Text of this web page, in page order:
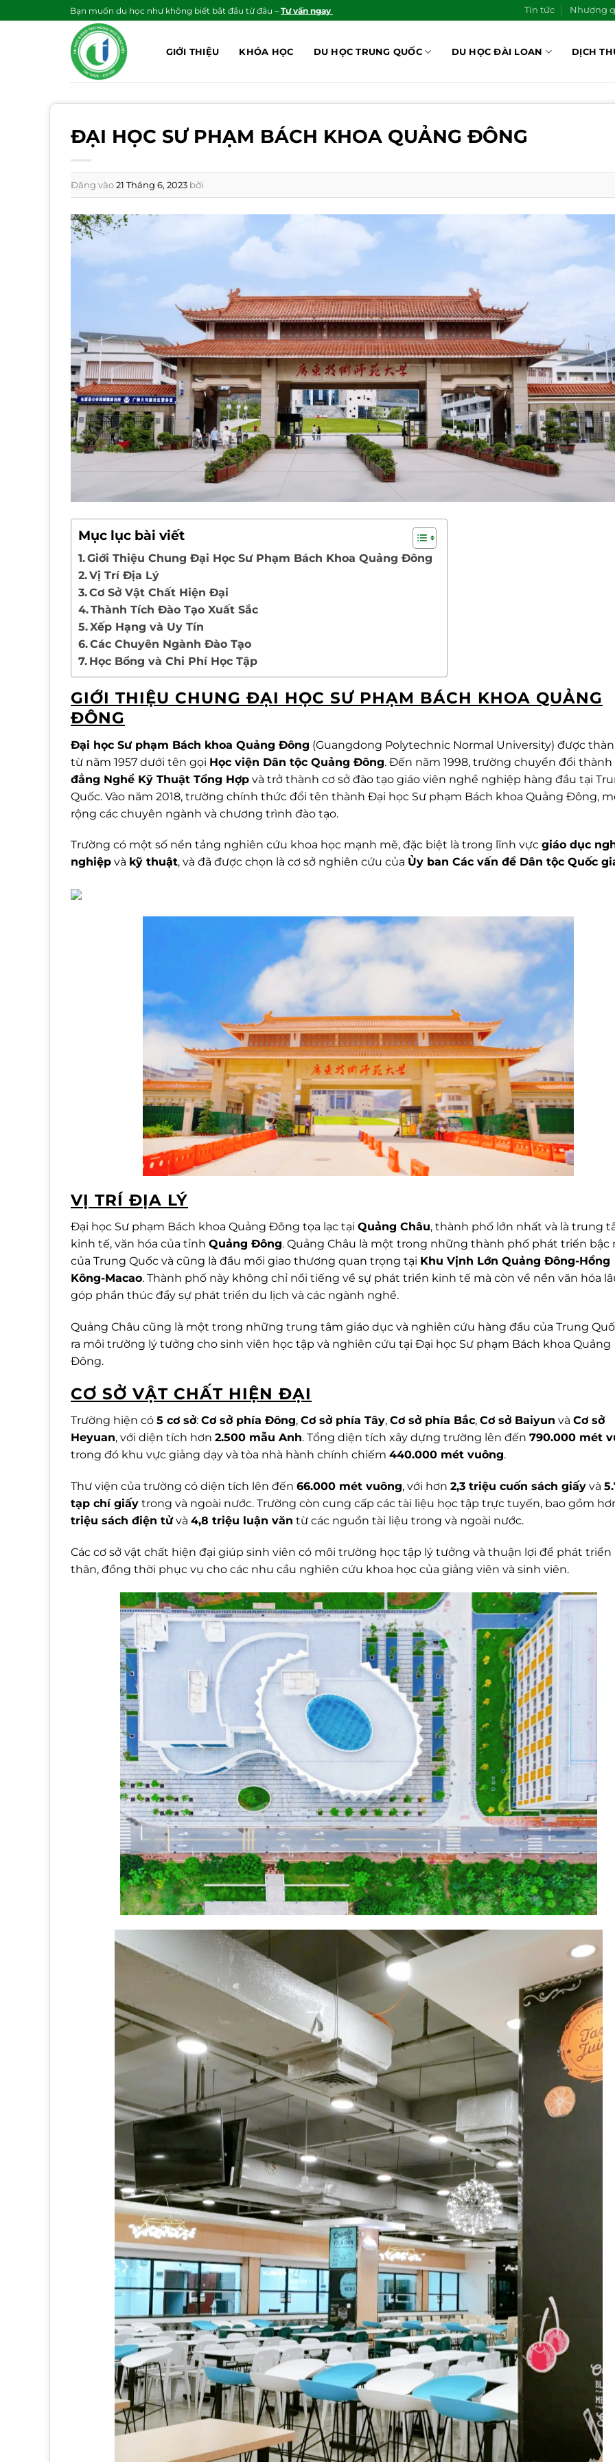
qua
Bạn muốn du học như không biết bắt đầu từ đâu – Tư vấn ngay Tin tức Nhượng
GIỚI THIỆU KHÓA HỌC DU HỌC TRUNG QUỐC DU HỌC ĐÀI LOAN DỊCH
ĐẠI HỌC SƯ PHẠM BÁCH KHOA QUẢNG ĐÔNG
Đăng vào21 Tháng 6, 2023 bởi
Mục lục bài viết
Giới Thiệu Chung Đại Học Sư Phạm Bách Khoa Quảng Đông
Vị Trí Địa Lý
Cơ Sở Vật Chất Hiện Đại
Thành Tích Đào Tạo Xuất Sắc
Xếp Hạng và Uy Tín
Các Chuyên Ngành Đào Tạo
Học Bổng và Chi Phí Học Tập
GIỚI THIỆU CHUNG ĐẠI HỌC SƯ PHẠM BÁCH KHOA QUẢNG
ĐÔNG
Đại học Sư phạm Bách khoa Quảng Đông (Guangdong Polytechnic Normal University) được
từ năm 1957 dưới tên gọi Học viện Dân tộc Quảng Đông. Đến năm 1998, trường chuyển đổi thành
đẳng Nghề Kỹ Thuật Tổng Hợp và trở thành cơ sở đào tạo giáo viên nghề nghiệp hàng đầu tại
Quốc. Vào năm 2018, trường chính thức đổi tên thành Đại học Sư phạm Bách khoa Quảng Đông,
rộng các chuyên ngành và chương trình đào tạo.
Trường có một số nền tảng nghiên cứu khoa học mạnh mẽ, đặc biệt là trong lĩnh vực giáo dục
nghiệp và kỹ thuật, và đã được chọn là cơ sở nghiên cứu của Ủy ban Các vấn đề Dân tộc Quốc
VỊ TRÍ ĐỊA LÝ
Đại học Sư phạm Bách khoa Quảng Đông tọa lạc tại Quảng Châu, thành phố lớn nhất và là trung
kinh tế, văn hóa của tỉnh Quảng Đông. Quảng Châu là một trong những thành phố phát triển bậc
của Trung Quốc và cũng là đầu mối giao thương quan trọng tại Khu Vịnh Lớn Quảng Đông-Hồng
Kông-Macao. Thành phố này không chỉ nổi tiếng về sự phát triển kinh tế mà còn về nền văn hóa
góp phần thúc đẩy sự phát triển du lịch và các ngành nghề.
Quảng Châu cũng là một trong những trung tâm giáo dục và nghiên cứu hàng đầu của Trung
ra môi trường lý tưởng cho sinh viên học tập và nghiên cứu tại Đại học Sư phạm Bách khoa Quảng
Đông.
CƠ SỞ VẬT CHẤT HIỆN ĐẠI
Trường hiện có 5 cơ sở: Cơ sở phía Đông, Cơ sở phía Tây, Cơ sở phía Bắc, Cơ sở Baiyun và Cơ sở
Heyuan, với diện tích hơn 2.500 mẫu Anh. Tổng diện tích xây dựng trường lên đến 790.000 mét
trong đó khu vực giảng dạy và tòa nhà hành chính chiếm 440.000 mét vuông.
Thư viện của trường có diện tích lên đến 66.000 mét vuông, với hơn 2,3 triệu cuốn sách giấy và
tạp chí giấy trong và ngoài nước. Trường còn cung cấp các tài liệu học tập trực tuyến, bao gồm
triệu sách điện tửvà 4,8 triệu luận văn từ các nguồn tài liệu trong và ngoài nước.
Các cơ sở vật chất hiện đại giúp sinh viên có môi trường học tập lý tưởng và thuận lợi để phát triển
thân, đồng thời phục vụ cho các nhu cầu nghiên cứu khoa học của giảng viên và sinh viên.